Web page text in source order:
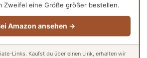
Zweifel eine Größe größer bestellen.
Amazon ansehen →
Links. Kaufst du über einen Link, erhalten wir